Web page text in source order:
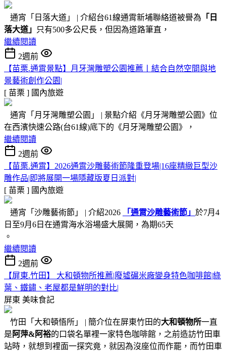
通宵「日落大道」 | 介紹台61線通霄新埔聯絡道被譽為 「日
落大道」
只有500多公尺長，但因為道路筆直，
繼續閱讀
2週前
【苗栗.通霄景點】月牙灣雕塑公園推薦〡結合自然空間與地
景藝術創作公園|
[ 苗栗 ] 國內旅遊
通宵「月牙灣雕塑公園」 | 景點介紹《月牙灣雕塑公園》位
在西濱快速公路(台61線)底下的《月牙灣雕塑公園》，
繼續閱讀
2週前
【苗栗.通霄】2026通霄沙雕藝術節隆重登場|16座精緻巨型沙
雕作品|即將展開一場隱藏版夏日派對|
[ 苗栗 ] 國內旅遊
通宵「沙雕藝術節」 | 介紹2026 「通霄沙雕藝術節」 於7月4
日至9月6日在通霄海水浴場盛大展開，為期65天
。
繼續閱讀
2週前
【屏東.竹田】 大和頓物所推薦|廢墟碾米廠變身特色咖啡館|綠
葉、鐵鏽、老屋都是鮮明的對比|
屏東 美味食記
竹田「大和頓悟所」 | 簡介位在屏東竹田的大和頓物所一直
是 阿萍&阿裕的口袋名單裡一家特色咖啡館，之前造訪竹田車
站時，就想到裡面一探究竟，就因為沒座位而作罷，而竹田車